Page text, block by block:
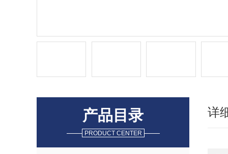
产品目录
PRODUCT CENTER
详